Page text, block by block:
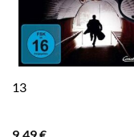
13
9,49€